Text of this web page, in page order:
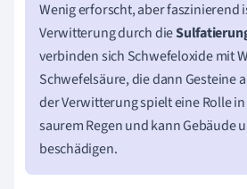
Wenig erforscht, aber faszinierend
Verwitterung durch die
verbinden sich Schwefeloxide mit
Schwefelsäure, die dann Gesteine
der Verwitterung spielt eine Rolle
saurem Regen und kann Gebäude
beschädigen.